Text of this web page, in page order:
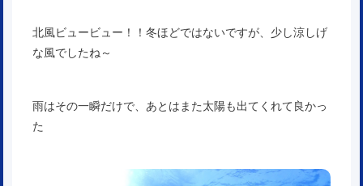
北風ビュービュー！！冬ほどではないですが、少し涼しげ
な風でしたね～
雨はその一瞬だけで、あとはまた太陽も出てくれて良かっ
た